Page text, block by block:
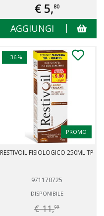
€ 5,80
AGGIUNGI
- 36 %
PROMO
RESTIVOIL FISIOLOGICO 250ML TP
971170725
DISPONIBILE
€ 11,99